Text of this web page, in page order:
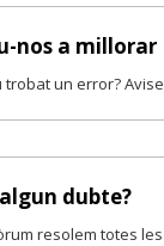
nos a millorar
trobat un error?
dubte?
resolem totes